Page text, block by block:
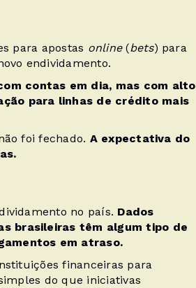
para apostas online(bets) para
endividamento.
contas em dia, mas com alto
para linhas de crédito mais
foi fechado. A expectativa do
no país. Dados
brasileiras têm algum tipo de
em atraso.
financeiras para
do que iniciativas